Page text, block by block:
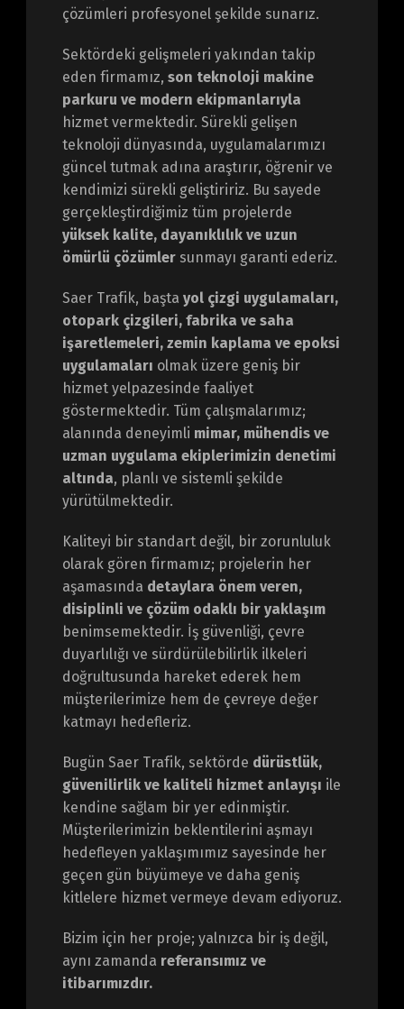
çözümleri profesyonel şekilde sunarız.
Sektördeki gelişmeleri yakından takip
eden firmamız, son teknoloji makine
parkuru ve modern ekipmanlarıyla
hizmet vermektedir. Sürekli gelişen
teknoloji dünyasında, uygulamalarımızı
güncel tutmak adına araştırır, öğrenir ve
kendimizi sürekli geliştiririz. Bu sayede
gerçekleştirdiğimiz tüm projelerde
yüksek kalite, dayanıklılık ve uzun
ömürlü çözümlersunmayı garanti ederiz.
Saer Trafik, başta yol çizgi uygulamaları,
otopark çizgileri, fabrika ve saha
işaretlemeleri, zemin kaplama ve epoksi
uygulamaları olmak üzere geniş bir
hizmet yelpazesinde faaliyet
göstermektedir. Tüm çalışmalarımız;
alanında deneyimli mimar, mühendis ve
uzman uygulama ekiplerimizin denetimi
altında, planlı ve sistemli şekilde
yürütülmektedir.
Kaliteyi bir standart değil, bir zorunluluk
olarak gören firmamız; projelerin her
aşamasında detaylara önem veren,
disiplinli ve çözüm odaklı bir yaklaşım
benimsemektedir. İş güvenliği, çevre
duyarlılığı ve sürdürülebilirlik ilkeleri
doğrultusunda hareket ederek hem
müşterilerimize hem de çevreye değer
katmayı hedefleriz.
Bugün Saer Trafik, sektörde dürüstlük,
güvenilirlik ve kaliteli hizmet anlayışı ile
kendine sağlam bir yer edinmiştir.
Müşterilerimizin beklentilerini aşmayı
hedefleyen yaklaşımımız sayesinde her
geçen gün büyümeye ve daha geniş
kitlelere hizmet vermeye devam ediyoruz.
Bizim için her proje; yalnızca bir iş değil,
aynı zamanda referansımız ve
itibarımızdır.